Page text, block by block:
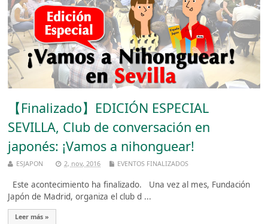
【Finalizado】EDICIÓN ESPECIAL
SEVILLA, Club de conversación en
japonés: ¡Vamos a nihonguear!
ESJAPON 2, nov, 2016 EVENTOS FINALIZADOS
Este acontecimiento ha finalizado. Una vez al mes, Fundación
Japón de Madrid, organiza el club d ...
Leer más »